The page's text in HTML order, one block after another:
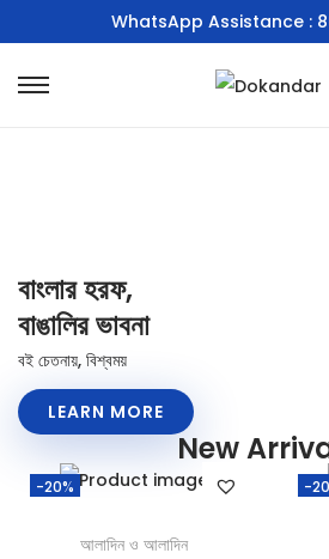
WhatsApp Assistance :
বাংলার হরফ,
বাঙালির ভাবনা
বই চেতনায়, বিশ্বময়
LEARN MORE
New
-20%
আলাদিন ও আলাদিন
-